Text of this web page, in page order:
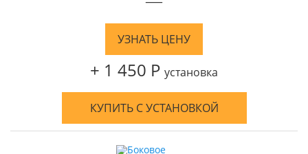
УЗНАТЬ ЦЕНУ
+ 1 450 Р установка
КУПИТЬ С УСТАНОВКОЙ